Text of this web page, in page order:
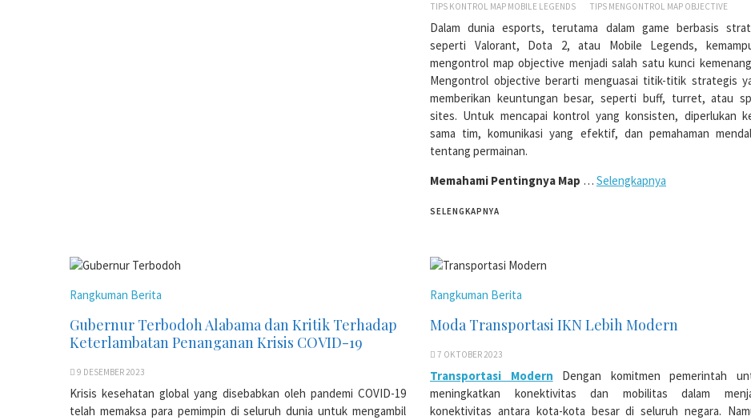
TIPS KONTROL MAP MOBILE LEGENDS
TIPS MENGONTROL MAP OBJECTIVE
Dalam dunia esports, terutama dalam game berbasis
seperti Valorant, Dota 2, atau Mobile Legends,
mengontrol map objective menjadi salah satu kunci
Mengontrol objective berarti menguasai titik-titik strategis
memberikan keuntungan besar, seperti buff, turret, atau
sites. Untuk mencapai kontrol yang konsisten, diperlukan
sama tim, komunikasi yang efektif, dan pemahaman
tentang permainan.
Memahami Pentingnya Map … Selengkapnya
SELENGKAPNYA
Rangkuman Berita
Gubernur Terbodoh Alabama dan Kritik Terhadap
Keterlambatan Penanganan Krisis COVID-19
9 DESEMBER 2023
Krisis kesehatan global yang disebabkan oleh pandemi COVID-19
telah memaksa para pemimpin di seluruh dunia untuk mengambil
Rangkuman Berita
Moda Transportasi IKN Lebih Modern
7 OKTOBER 2023
Transportasi Modern Dengan komitmen pemerintah
meningkatkan konektivitas dan mobilitas dalam
konektivitas antara kota-kota besar di seluruh negara.